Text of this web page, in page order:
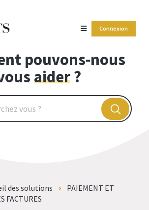
Connexion
pouvons-nous
aider?
des solutions
PAIEMENT ET
FACTURES